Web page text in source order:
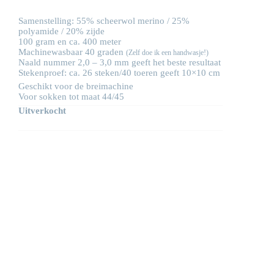
Samenstelling: 55% scheerwol merino / 25%
polyamide / 20% zijde
100 gram en ca. 400 meter
Machinewasbaar 40 graden (Zelf doe ik een handwasje!)
Naald nummer 2,0 – 3,0 mm geeft het beste resultaat
Stekenproef: ca. 26 steken/40 toeren geeft 10×10 cm
Geschikt voor de breimachine
Voor sokken tot maat 44/45
Uitverkocht